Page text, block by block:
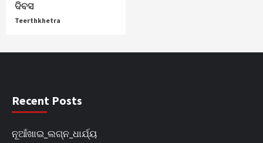
ଦିବସ
Teerthkhetra
Recent Posts
ନୂଆଁଖାଇ_ଲଗ୍ନ_ଧାର୍ଯ୍ୟ